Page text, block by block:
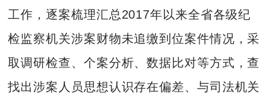
工作，逐案梳理汇总2017年以来全省各级纪
检监察机关涉案财物未追缴到位案件情况，采
取调研检查、个案分析、数据比对等方式，查
找出涉案人员思想认识存在偏差、与司法机关